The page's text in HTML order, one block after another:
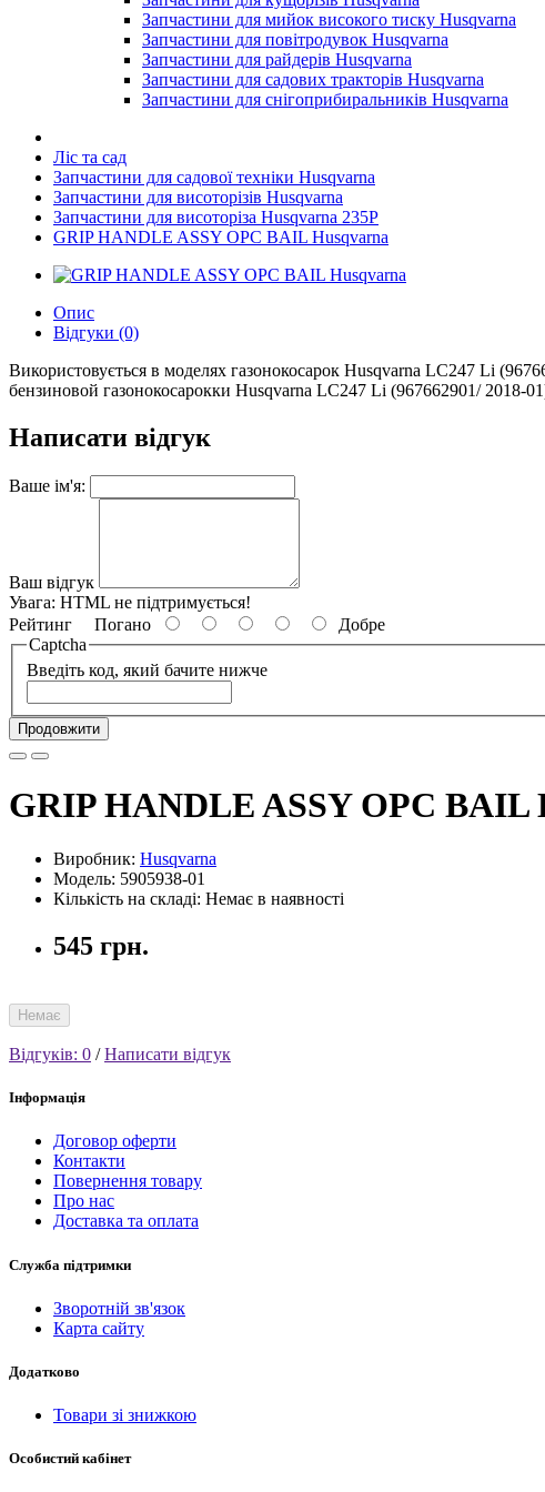
Запчастини для мийок високого тиску Husqvarna
Запчастини для повітродувок Husqvarna
Запчастини для райдерів Husqvarna
Запчастини для садових тракторів Husqvarna
Запчастини для снігоприбиральників Husqvarna
Ліс та сад
Запчастини для садової техніки Husqvarna
Запчастини для висоторізів Husqvarna
Запчастини для висоторіза Husqvarna 235P
GRIP HANDLE ASSY OPC BAIL Husqvarna
Опис
Відгуки (0)
Використовується в моделях газонокосарок Husqvarna LC247 Li
бензиновой газонокосарокки Husqvarna LC247 Li (967662901/
Написати відгук
Ваше ім'я:
Ваш відгук
Увага: HTML не підтримується!
Рейтинг Погано
Добре
Captcha
Введіть код, який бачите нижче
Продовжити
GRIP HANDLE ASSY OPC BAIL
Виробник: Husqvarna
Модель: 5905938-01
Кількість на складі: Немає в наявності
545 грн.
Немає
Відгуків: 0 /Написати відгук
Інформація
Договор оферти
Контакти
Повернення товару
Про нас
Доставка та оплата
Служба підтримки
Зворотній зв'язок
Карта сайту
Додатково
Товари зі знижкою
Особистий кабінет